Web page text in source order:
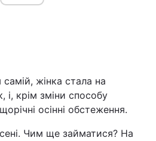
жінка стала на
крім зміни способу
осінні обстеження.
Чим ще займатися? На